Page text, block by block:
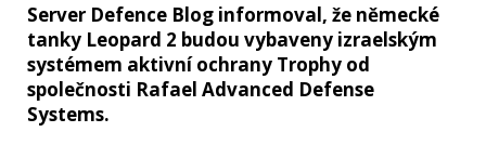
Server Defence Blog informoval, že německé
tanky Leopard 2 budou vybaveny izraelským
systémem aktivní ochrany Trophy od
společnosti Rafael Advanced Defense
Systems.